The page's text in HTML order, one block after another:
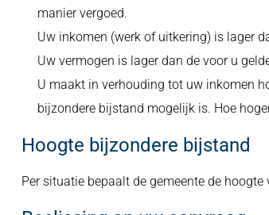
manier vergoed.
Uw inkomen (werk of uitkering) is lager
Uw vermogen is lager dan de voor u
U maakt in verhouding tot uw inkomen
bijzondere bijstand mogelijk is. Hoe
Hoogte bijzondere bijstand
Per situatie bepaalt de gemeente de